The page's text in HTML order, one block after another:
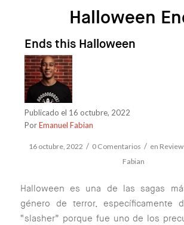
Halloween
Ends this Halloween
Publicado el 16 octubre, 2022
PorEmanuel Fabian
16 octubre, 2022 / 0 Comentarios / en
Fabian
Halloween es una de las sagas
género de terror, específicamente
“slasher” porque fue uno de los